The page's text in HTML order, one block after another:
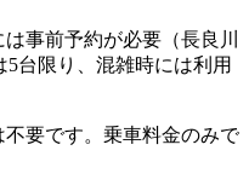
事前予約が必要（長良川
5台限り、混雑時には利用
要です。乗車料金のみで